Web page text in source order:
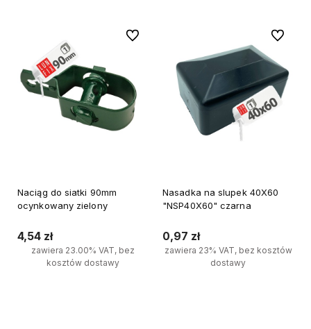
Naciąg do siatki 90mm
ocynkowany zielony
4,54 zł
zawiera 23.00% VAT, bez
kosztów dostawy
Do ulubionych
Nasadka na slupek 40X60
"NSP40X60" czarna
0,97 zł
zawiera 23% VAT, bez kosztów
dostawy
Do